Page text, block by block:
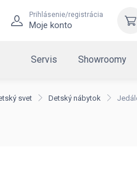
Prihlásenie/registrácia
Moje konto
Servis Showroomy
svet Detský nábytok